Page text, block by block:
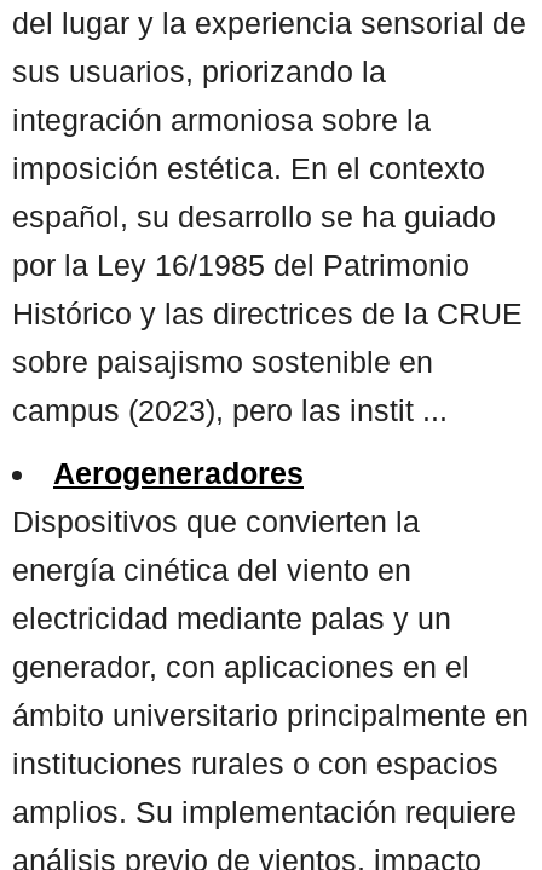
del lugar y la experiencia sensorial de
sus usuarios, priorizando la
integración armoniosa sobre la
imposición estética. En el contexto
español, su desarrollo se ha guiado
por la Ley 16/1985 del Patrimonio
Histórico y las directrices de la CRUE
sobre paisajismo sostenible en
campus (2023), pero las instit ...
Aerogeneradores
Dispositivos que convierten la
energía cinética del viento en
electricidad mediante palas y un
generador, con aplicaciones en el
ámbito universitario principalmente en
instituciones rurales o con espacios
amplios. Su implementación requiere
análisis previo de vientos, impacto